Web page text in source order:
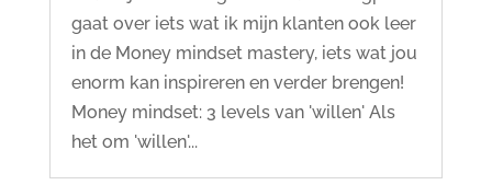
gaat over iets wat ik mijn klanten ook leer
in de Money mindset mastery, iets wat jou
enorm kan inspireren en verder brengen!
Money mindset: 3 levels van 'willen' Als
het om 'willen'...